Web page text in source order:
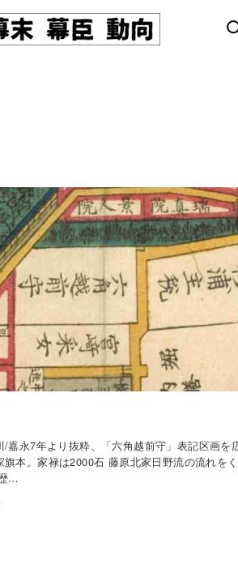
/嘉永7年より抜粋、「六角越前守」表記区画を
本。家禄は2000石 藤原北家日野流の流れを
…